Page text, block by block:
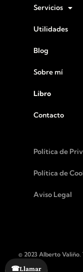
Servicios
Utilidades
Blog
Sobre mí
Libro
Contacto
Política de
Política de
Aviso Legal
© 2023 Alberto Valiño.
☎Llamar